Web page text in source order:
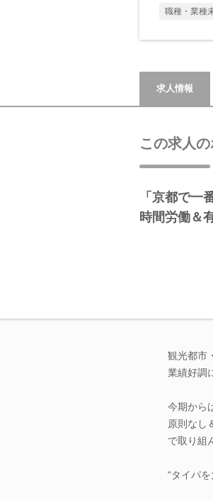
職種・業種
求人情報
この求人の
「京都で一
時間労働＆
観光都市
業績好調
今期から
原則なし
で取り組
“タイパ